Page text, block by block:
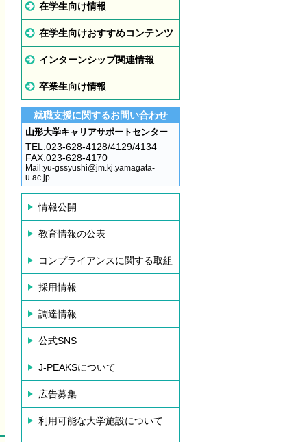
在学生向け情報
在学生向けおすすめコンテンツ
インターンシップ関連情報
卒業生向け情報
就職支援に関するお問い合わせ
山形大学キャリアサポートセンター
TEL.023-628-4128/4129/4134
FAX.023-628-4170
Mail:yu-gssyushi@jm.kj.yamagata-
u.ac.jp
情報公開
教育情報の公表
コンプライアンスに関する取組
採用情報
調達情報
公式SNS
J-PEAKSについて
広告募集
利用可能な大学施設について